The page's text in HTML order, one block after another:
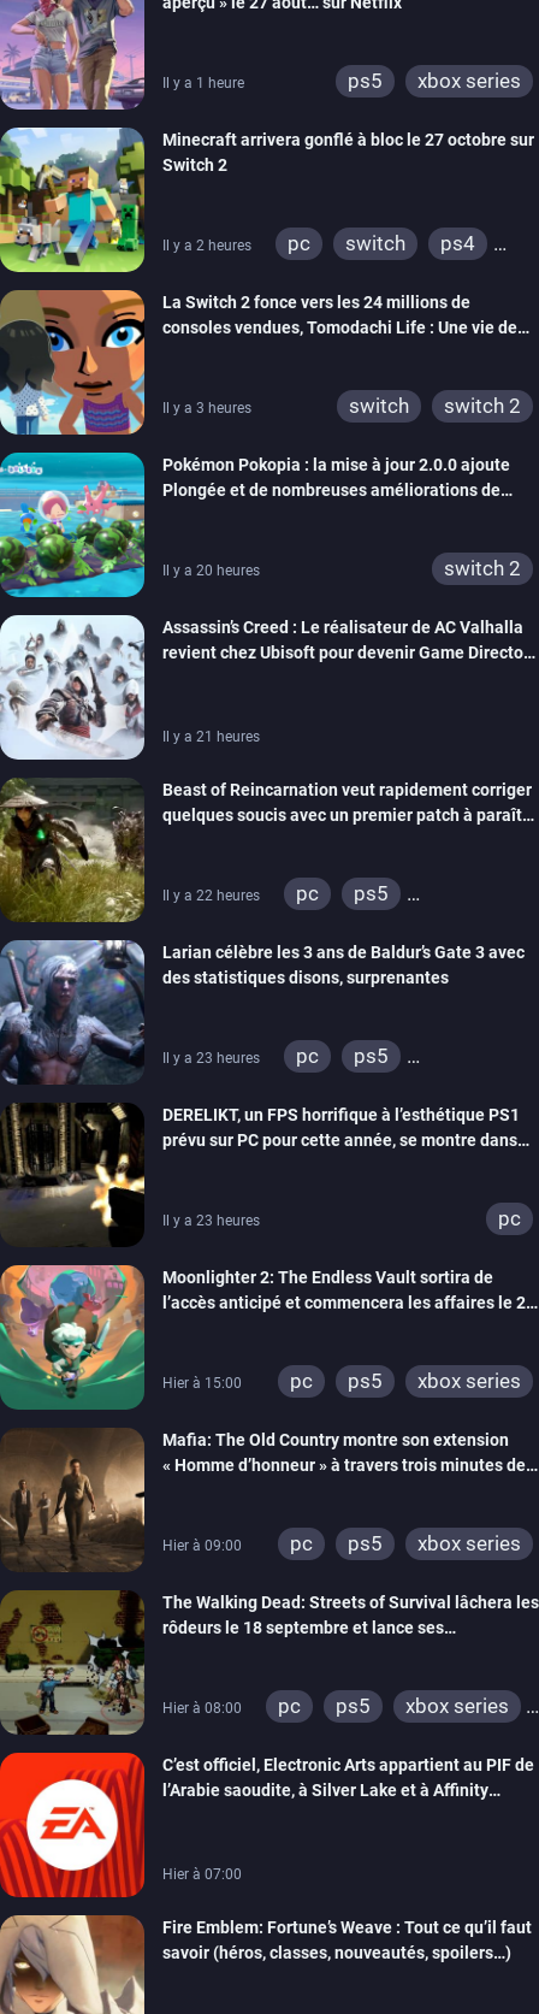
Il y a 1 heure ps5 xbox series
Minecraft arrivera gonflé à bloc le 27 octobre sur
Switch 2
Il y a 2 heures pc switch
ps4
wiiu
3ds
ps3
xbox 360
switch 2
La Switch 2 fonce vers les 24 millions de
consoles vendues, Tomodachi Life : Une vie de
Il y a 3 heures switch switch 2
Pokémon Pokopia : la mise à jour 2.0.0 ajoute
Plongée et de nombreuses améliorations de
Il y a 20 heures switch 2
Assassin’s Creed : Le réalisateur de AC Valhalla
revient chez Ubisoft pour devenir Game Director
Il y a 21 heures
Beast of Reincarnation veut rapidement corriger
quelques soucis avec un premier patch à paraître
Il y a 22 heures pc
ps5
Larian célèbre les 3 ans de Baldur’s Gate 3 avec
des statistiques disons, surprenantes
Il y a 23 heures pc
ps5
DERELIKT, un FPS horrifique à l’esthétique PS1
prévu sur PC pour cette année, se montre dans
Il y a 23 heures pc
Moonlighter 2: The Endless Vault sortira de
l’accès anticipé et commencera les affaires le 2
Hier à 15:00 pc ps5 xbox series
Mafia: The Old Country montre son extension
« Homme d’honneur » à travers trois minutes de
Hier à 09:00 pc ps5 xbox series
The Walking Dead: Streets of Survival lâchera les
rôdeurs le 18 septembre et lance ses
Hier à 08:00 pc ps5
xbox series
C’est officiel, Electronic Arts appartient au PIF de
l’Arabie saoudite, à Silver Lake et à Affinity
Hier à 07:00
Fire Emblem: Fortune’s Weave : Tout ce qu’il faut
savoir (héros, classes, nouveautés, spoilers…)